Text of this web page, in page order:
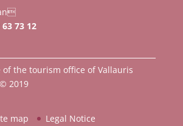
73 12
of the tourism office of Vallauris
2019
map Legal Notice